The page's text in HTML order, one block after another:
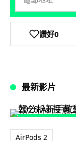
讚好0
最新影片
AirPods 2